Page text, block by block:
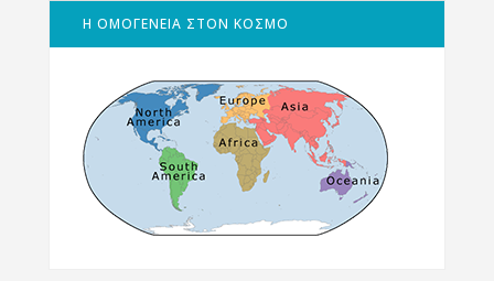
Η ΟΜΟΓΕΝΕΙΑ ΣΤΟΝ ΚΟΣΜΟ